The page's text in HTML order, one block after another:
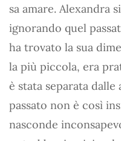
sa amare. Alexandra
ignorando quel
ha trovato la sua
la più piccola, era
è stata separata
passato non è così
nasconde